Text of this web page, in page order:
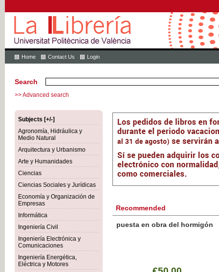
Home Contact Us Login
Search
>> Advanced search
Subjects [+/-]
Agronomía, Hidráulica y
Medio Natural
Arquitectura y Urbanismo
Arte y Humanidades
Ciencias
Ciencias Sociales y Jurídicas
Economía y Organización de
Empresas
Informática
Ingeniería Civil
Ingeniería Electrónica y
Comunicaciones
Ingeniería Energética,
Eléctrica y Motores
Recommended
Botánica Agroalimentaria